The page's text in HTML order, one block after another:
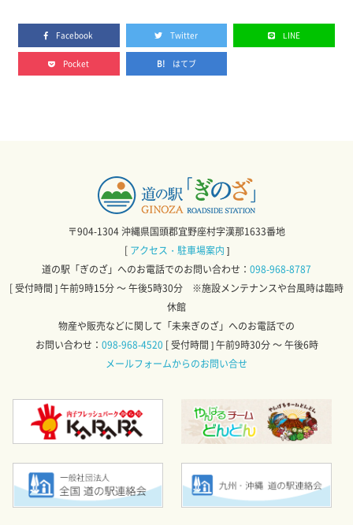
Facebook Twitter LINE
Pocket はてブ
〒904-1304 沖縄県国頭郡宜野座村字漢那1633番地
[ アクセス・駐車場案内 ]
道の駅「ぎのざ」へのお電話でのお問い合わせ： 098-968-8787
[ 受付時間 ] 午前9時15分 ～ 午後5時30分 ※施設メンテナンスや台風時は臨時
休館
物産や販売などに関して「未来ぎのざ」へのお電話での
お問い合わせ： 098-968-4520 [ 受付時間 ] 午前9時30分 ～ 午後6時
メールフォームからのお問い合せ